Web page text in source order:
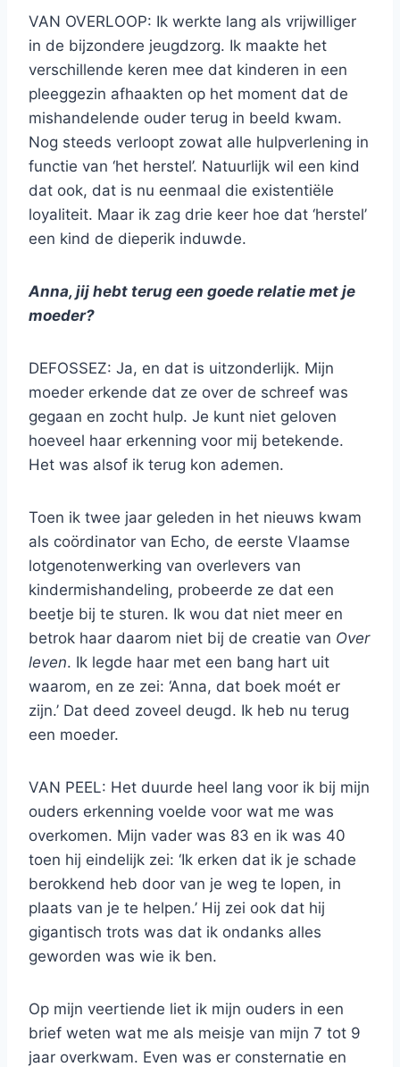
VAN OVERLOOP: Ik werkte lang als vrijwilliger
in de bijzondere jeugdzorg. Ik maakte het
verschillende keren mee dat kinderen in een
pleeggezin afhaakten op het moment dat de
mishandelende ouder terug in beeld kwam.
Nog steeds verloopt zowat alle hulpverlening in
functie van ‘het herstel’. Natuurlijk wil een kind
dat ook, dat is nu eenmaal die existentiële
loyaliteit. Maar ik zag drie keer hoe dat ‘herstel’
een kind de dieperik induwde.
Anna, jij hebt terug een goede relatie met je
moeder?
DEFOSSEZ: Ja, en dat is uitzonderlijk. Mijn
moeder erkende dat ze over de schreef was
gegaan en zocht hulp. Je kunt niet geloven
hoeveel haar erkenning voor mij betekende.
Het was alsof ik terug kon ademen.
Toen ik twee jaar geleden in het nieuws kwam
als coördinator van Echo, de eerste Vlaamse
lotgenotenwerking van overlevers van
kindermishandeling, probeerde ze dat een
beetje bij te sturen. Ik wou dat niet meer en
betrok haar daarom niet bij de creatie van Over
leven. Ik legde haar met een bang hart uit
waarom, en ze zei: ‘Anna, dat boek moét er
zijn.’ Dat deed zoveel deugd. Ik heb nu terug
een moeder.
VAN PEEL: Het duurde heel lang voor ik bij mijn
ouders erkenning voelde voor wat me was
overkomen. Mijn vader was 83 en ik was 40
toen hij eindelijk zei: ‘Ik erken dat ik je schade
berokkend heb door van je weg te lopen, in
plaats van je te helpen.’ Hij zei ook dat hij
gigantisch trots was dat ik ondanks alles
geworden was wie ik ben.
Op mijn veertiende liet ik mijn ouders in een
brief weten wat me als meisje van mijn 7 tot 9
jaar overkwam. Even was er consternatie en